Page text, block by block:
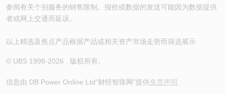
参阅有关个别服务的销售限制。报价或数据的发送可能因为数据提供
者或网上交通而延误。
以上精选及焦点产品根据产品或相关资产市场走势而筛选展示
© UBS 1998-2026 . 版权所有。
信息由 DB Power Online Ltd“财经智珠网”提供免责声明